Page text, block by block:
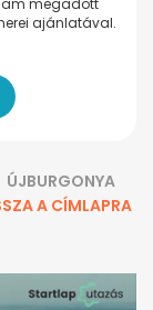
ajánlatával.
ÚJBURGONYA
A CÍMLAPRA